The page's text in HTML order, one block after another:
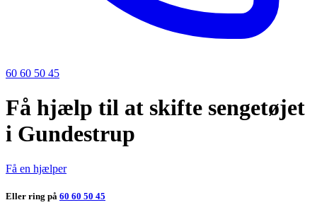
60 60 50 45
Få hjælp til at skifte sengetøjet
i Gundestrup
Få en hjælper
Eller ring på 60 60 50 45